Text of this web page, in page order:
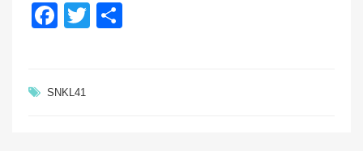
F
e
T
SNKL41